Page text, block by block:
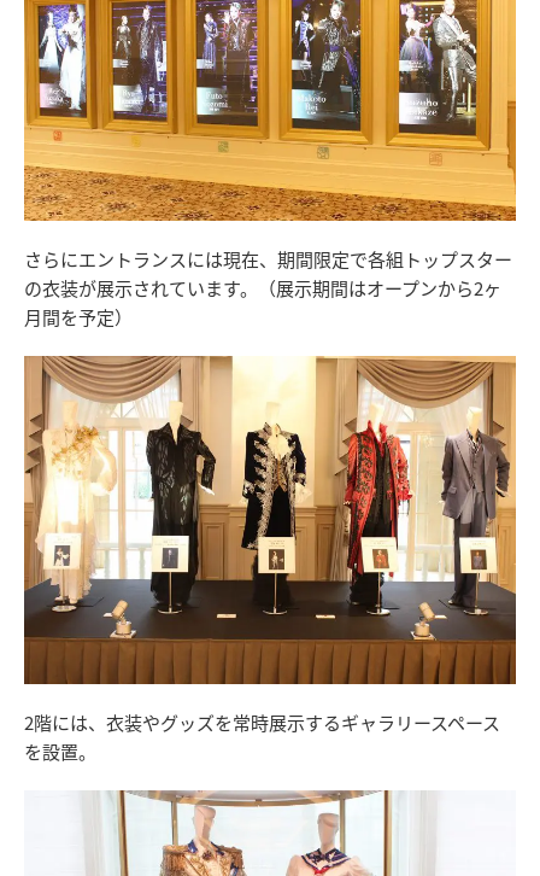
さらにエントランスには現在、期間限定で各組トップスター
の衣装が展示されています。（展示期間はオープンから2ヶ
月間を予定）
2階には、衣装やグッズを常時展示するギャラリースペース
を設置。